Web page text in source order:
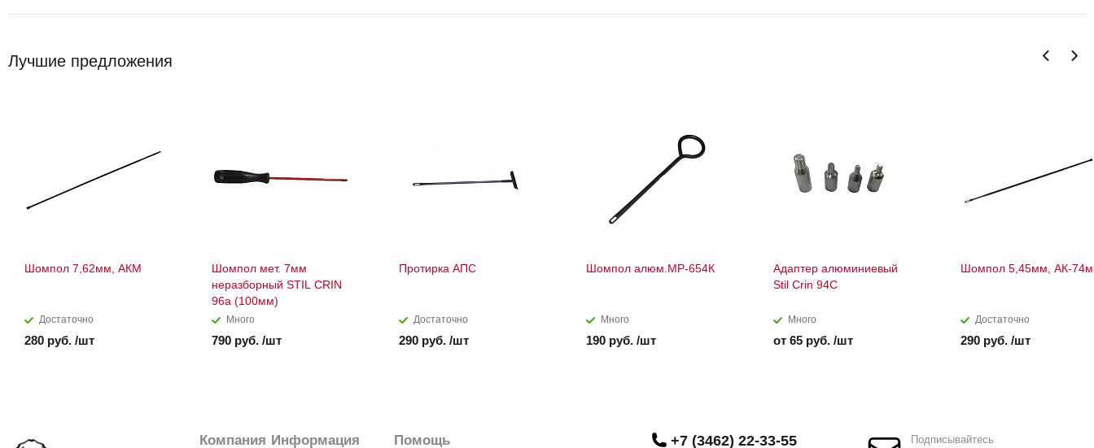
Лучшие предложения
Шомпол 7,62мм, АКМ
Достаточно
280 руб. /шт
Шомпол мет. 7мм
неразборный STIL CRIN
96а (100мм)
Много
790 руб. /шт
Протирка АПС
Достаточно
290 руб. /шт
Шомпол алюм.МР-654К
Много
190 руб. /шт
Адаптер алюминиевый
Stil Crin 94С
Много
от 65 руб. /шт
Шомпол 5,45мм, АК-74м
Достаточно
290 руб. /шт
Компания Информация Помощь
+7 (3462) 22-33-55
Подписывайтесь